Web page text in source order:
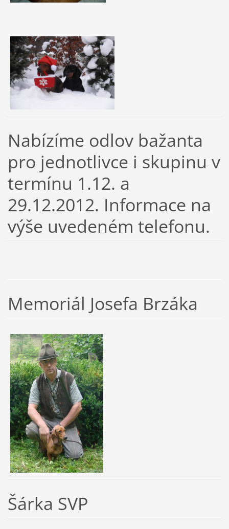
Nabízíme odlov bažanta
pro jednotlivce i skupinu v
termínu 1.12. a
29.12.2012. Informace na
výše uvedeném telefonu.
Memoriál Josefa Brzáka
Šárka SVP